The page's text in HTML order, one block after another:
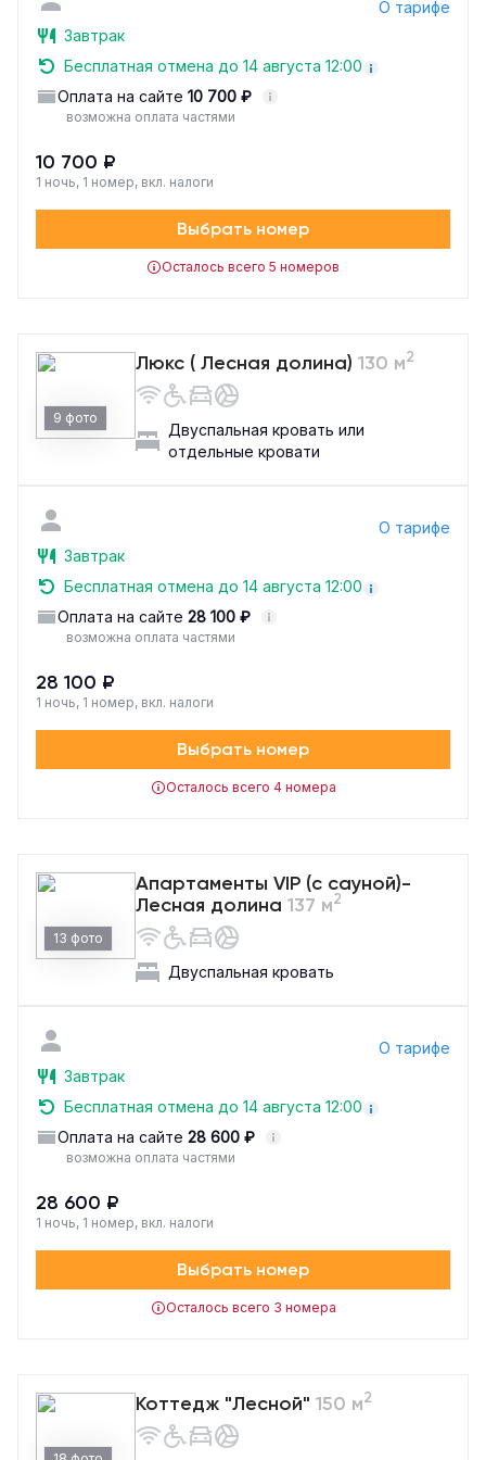
О тарифе
Завтрак
Бесплатная отмена до 14 августа 12:00
Оплата на сайте 10 700 ₽
возможна оплата частями
10 700 ₽
1 ночь, 1 номер, вкл. налоги
Выбрать номер
Осталось всего 5 номеров
9 фото
Люкс ( Лесная долина) 130 м2
Двуспальная кровать или
отдельные кровати
О тарифе
Завтрак
Бесплатная отмена до 14 августа 12:00
Оплата на сайте 28 100 ₽
возможна оплата частями
28 100 ₽
1 ночь, 1 номер, вкл. налоги
Выбрать номер
Осталось всего 4 номера
13 фото
Апартаменты VIP (с сауной)-
Лесная долина 137 м2
Двуспальная кровать
О тарифе
Завтрак
Бесплатная отмена до 14 августа 12:00
Оплата на сайте 28 600 ₽
возможна оплата частями
28 600 ₽
1 ночь, 1 номер, вкл. налоги
Выбрать номер
Осталось всего 3 номера
Коттедж "Лесной" 150 м2